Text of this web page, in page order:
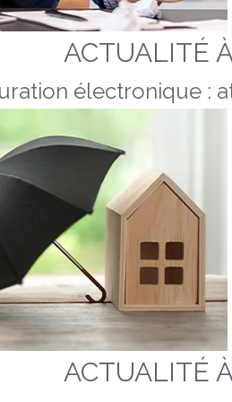
ACTUALITÉ
électronique :
ACTUALITÉ